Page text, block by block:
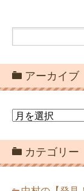
アーカイブ
ア
カ
イ
ブ
カテゴリー